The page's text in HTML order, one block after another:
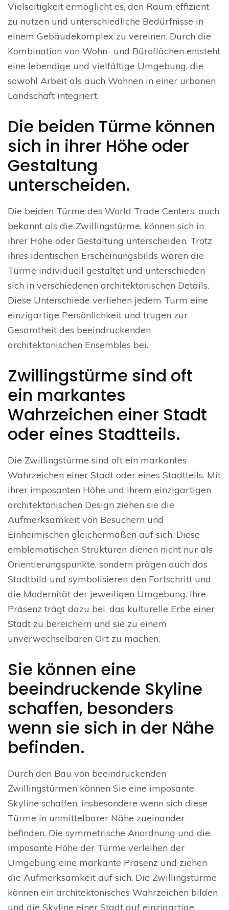
Vielseitigkeit ermöglicht es, den Raum effizient
zu nutzen und unterschiedliche Bedürfnisse in
einem Gebäudekomplex zu vereinen. Durch die
Kombination von Wohn- und Büroflächen entsteht
eine lebendige und vielfältige Umgebung, die
sowohl Arbeit als auch Wohnen in einer urbanen
Landschaft integriert.
Die beiden Türme können
sich in ihrer Höhe oder
Gestaltung
unterscheiden.
Die beiden Türme des World Trade Centers, auch
bekannt als die Zwillingstürme, können sich in
ihrer Höhe oder Gestaltung unterscheiden. Trotz
ihres identischen Erscheinungsbilds waren die
Türme individuell gestaltet und unterschieden
sich in verschiedenen architektonischen Details.
Diese Unterschiede verliehen jedem Turm eine
einzigartige Persönlichkeit und trugen zur
Gesamtheit des beeindruckenden
architektonischen Ensembles bei.
Zwillingstürme sind oft
ein markantes
Wahrzeichen einer Stadt
oder eines Stadtteils.
Die Zwillingstürme sind oft ein markantes
Wahrzeichen einer Stadt oder eines Stadtteils. Mit
ihrer imposanten Höhe und ihrem einzigartigen
architektonischen Design ziehen sie die
Aufmerksamkeit von Besuchern und
Einheimischen gleichermaßen auf sich. Diese
emblematischen Strukturen dienen nicht nur als
Orientierungspunkte, sondern prägen auch das
Stadtbild und symbolisieren den Fortschritt und
die Modernität der jeweiligen Umgebung. Ihre
Präsenz trägt dazu bei, das kulturelle Erbe einer
Stadt zu bereichern und sie zu einem
unverwechselbaren Ort zu machen.
Sie können eine
beeindruckende Skyline
schaffen, besonders
wenn sie sich in der Nähe
befinden.
Durch den Bau von beeindruckenden
Zwillingstürmen können Sie eine imposante
Skyline schaffen, insbesondere wenn sich diese
Türme in unmittelbarer Nähe zueinander
befinden. Die symmetrische Anordnung und die
imposante Höhe der Türme verleihen der
Umgebung eine markante Präsenz und ziehen
die Aufmerksamkeit auf sich. Die Zwillingstürme
können ein architektonisches Wahrzeichen bilden
und die Skyline einer Stadt auf einzigartige